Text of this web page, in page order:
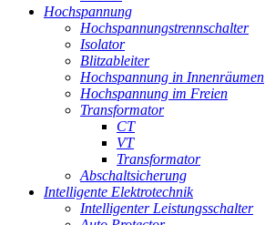
Hochspannung
Hochspannungstrennschalter
Isolator
Blitzableiter
Hochspannung in Innenräumen
Hochspannung im Freien
Transformator
CT
VT
Transformator
Abschaltsicherung
Intelligente Elektrotechnik
Intelligenter Leistungsschalter